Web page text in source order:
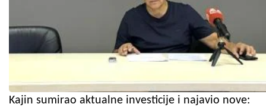
Kajin sumirao aktualne investicije i najavio nove: